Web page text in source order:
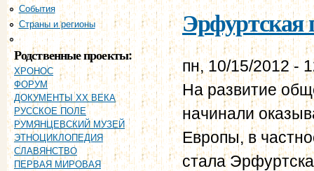
События
Страны и регионы
Хронология
Родственные проекты:
ХРОНОС
ФОРУМ
ДОКУМЕНТЫ XX ВЕКА
РУССКОЕ ПОЛЕ
РУМЯНЦЕВСКИЙ МУЗЕЙ
ЭТНОЦИКЛОПЕДИЯ
СЛАВЯНСТВО
ПЕРВАЯ МИРОВАЯ
Эрфуртская
пн, 10/15/2012 -
На развитие
начинали
Европы, в
стала